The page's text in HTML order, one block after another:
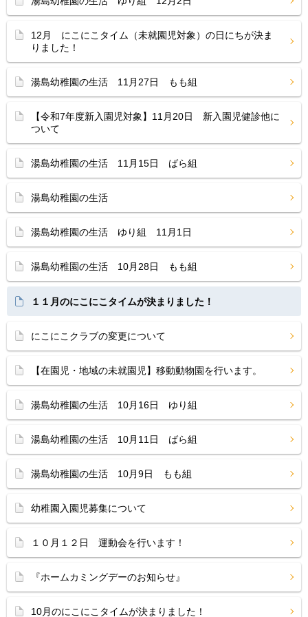
12月 にこにこタイム（未就園児対象）の日にちが決ま
りました！
湯島幼稚園の生活 11月27日 もも組
【令和7年度新入園児対象】11月20日 新入園児健診他に
ついて
湯島幼稚園の生活 11月15日 ばら組
湯島幼稚園の生活
湯島幼稚園の生活 ゆり組 11月1日
湯島幼稚園の生活 10月28日 もも組
１１月のにこにこタイムが決まりました！
にこにこクラブの変更について
【在園児・地域の未就園児】移動動物園を行います。
湯島幼稚園の生活 10月16日 ゆり組
湯島幼稚園の生活 10月11日 ばら組
湯島幼稚園の生活 10月9日 もも組
幼稚園入園児募集について
１０月１２日 運動会を行います！
『ホームカミングデーのお知らせ』
10月のにこにこタイムが決まりました！